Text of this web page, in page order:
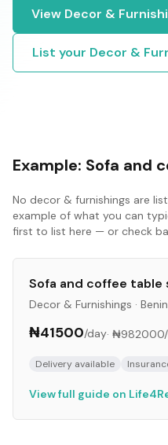
View Decor &
List your Decor &
Example: Sofa and
No decor & furnishings are
example of what you can
first to list here — or check
Sofa and coffee table
Decor & Furnishings ·
₦41500/day· ₦982000
Delivery available
View full guide on